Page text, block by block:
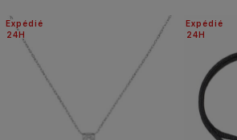
24H
Expédié
24H
Expédié